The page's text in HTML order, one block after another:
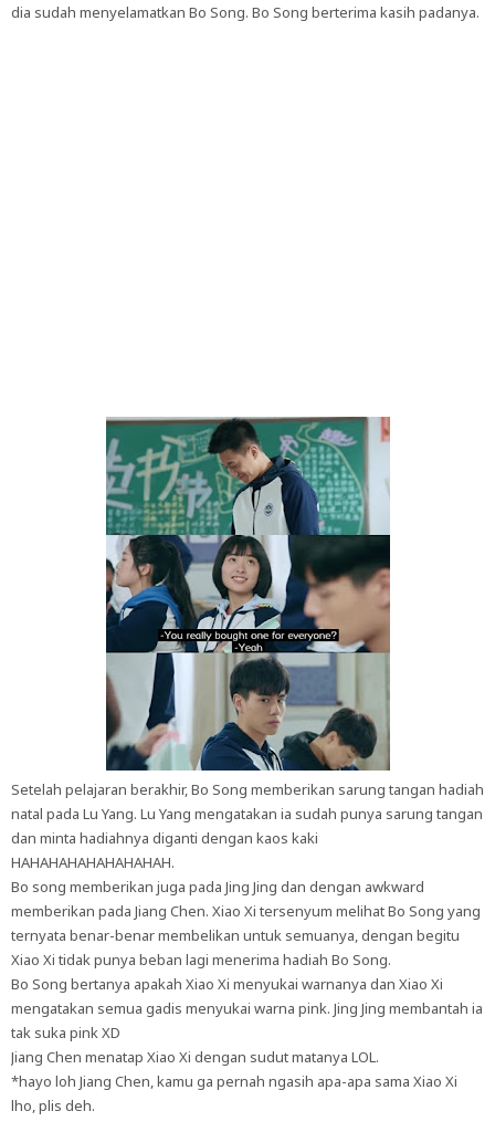
dia sudah menyelamatkan Bo Song. Bo Song berterima kasih padanya.
Setelah pelajaran berakhir, Bo Song memberikan sarung tangan hadiah
natal pada Lu Yang. Lu Yang mengatakan ia sudah punya sarung tangan
dan minta hadiahnya diganti dengan kaos kaki
HAHAHAHAHAHAHAHAH.
Bo song memberikan juga pada Jing Jing dan dengan awkward
memberikan pada Jiang Chen. Xiao Xi tersenyum melihat Bo Song yang
ternyata benar-benar membelikan untuk semuanya, dengan begitu
Xiao Xi tidak punya beban lagi menerima hadiah Bo Song.
Bo Song bertanya apakah Xiao Xi menyukai warnanya dan Xiao Xi
mengatakan semua gadis menyukai warna pink. Jing Jing membantah ia
tak suka pink XD
Jiang Chen menatap Xiao Xi dengan sudut matanya LOL.
*hayo loh Jiang Chen, kamu ga pernah ngasih apa-apa sama Xiao Xi
lho, plis deh.